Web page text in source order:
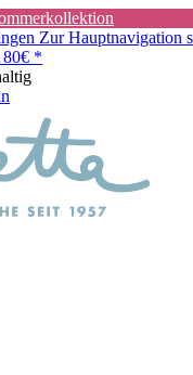
Zur Hauptnavigation
80€ *